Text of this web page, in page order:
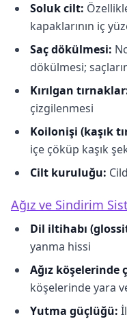
Soluk cilt:
kapaklarının iç
Saç dökülmesi:
dökülmesi;
Kırılgan
çizgilenmesi
Koilonişi (kaşık
içe çöküp kaşık
Cilt kuruluğu:
Ağız ve Sindirim
Dil iltihabı
yanma hissi
Ağız
köşelerinde yara
Yutma güçlüğü: